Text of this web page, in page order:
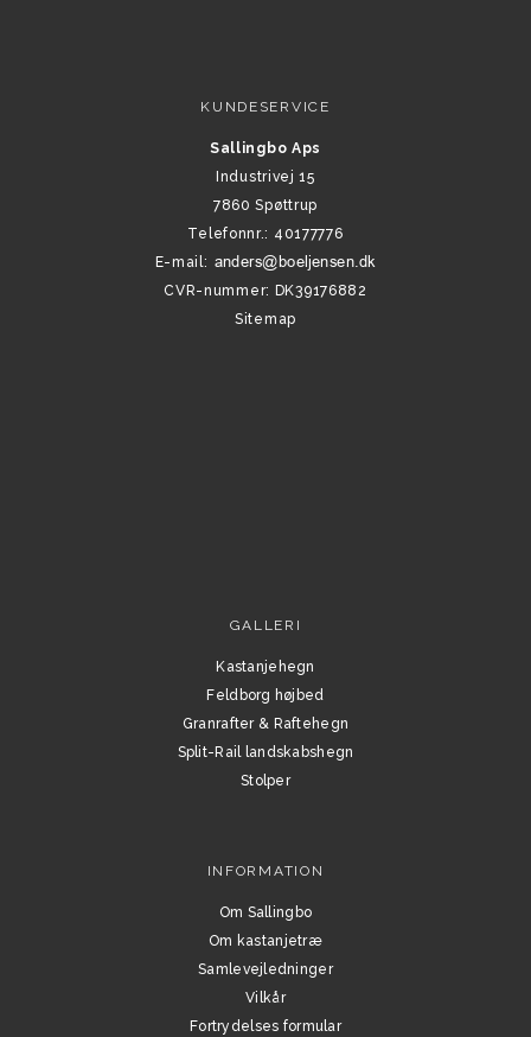
KUNDESERVICE
Sallingbo Aps
Industrivej 15
7860 Spøttrup
Telefonnr.: 40177776
E-mail :
CVR-nummer: DK39176882
Sitemap
GALLERI
Kastanjehegn
Feldborg højbed
Granrafter & Raftehegn
Split-Rail landskabshegn
Stolper
INFORMATION
Om Sallingbo
Om kastanjetræ
Samlevejledninger
Vilkår
Fortrydelses formular